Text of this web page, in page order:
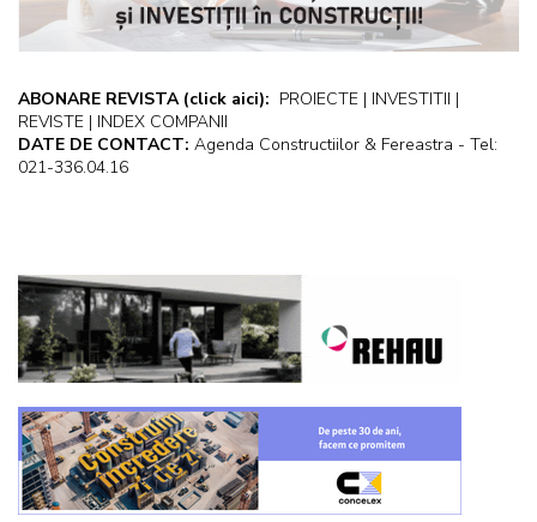
ABONARE REVISTA (click aici): PROIECTE | INVESTITII |
REVISTE | INDEX COMPANII
DATE DE CONTACT: Agenda Constructiilor & Fereastra - Tel:
021-336.04.16